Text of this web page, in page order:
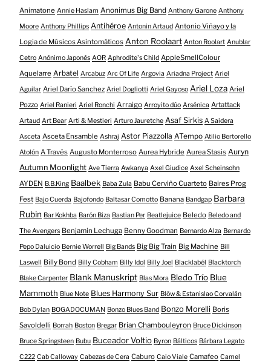
Animatone Annie Haslam Anonimus Big Band Anthony Garone Anthony
Moore Anthony Phillips Antihéroe Antonin Artaud Antonio Viñayo y la
Logia de Músicos Asintomáticos Anton Roolaart Anton Roolart Anublar
Cetro Anónimo Japonés AOR Aphrodite's Child AppleSmellColour
Aquelarre Arbatel Arcabuz Arc Of Life Argovia Ariadna Project Ariel
Aguilar Ariel Darío Sanchez Ariel Dogliotti Ariel Gayoso Ariel Loza Ariel
Pozzo Ariel Ranieri Ariel Ronchi Arraigo Arroyito dúo Arsénica Artattack
Artaud Art Bear Arti & Mestieri Arturo Jauretche Asaf Sirkis A Saidera
Asceta Asceta Ensamble Ashraj Astor Piazzolla ATempo Atilio Bertorello
Atolón A Través Augusto Monterroso Aurea Hybride Aurea Stasis Auryn
Autumn Moonlight Ave Tierra Awkanya Axel Giudice Axel Scheinsohn
AYDEN B.B.King Baalbek Baba Zula Babu Cerviño Cuarteto Baires Prog
Fest Bajo Cuerda Bajofondo Baltasar Comotto Banana Bandgap Barbara
Rubin Bar Kokhba Barón Biza Bastian Per Beatlejuice Beledo Beledo and
The Avengers Benjamin Lechuga Benny Goodman Bernardo Alza Bernardo
Pepo Daluicio Bernie Worrell Big Bands Big Big Train Big Machine Bill
Laswell
Billy Bond Billy Cobham Billy Idol Billy Joel Blacklabél Blacktorch
Blake Carpenter Blank Manuskript Blas Mora Bledo Trío Blue
Mammoth Blue Note Blues Harmony Sur Blöw & Estanislao Corvalán
Bob Dylan BOGADOCUMAN Bonzo Blues Band Bonzo Morelli Boris
Savoldelli Borrah Boston Bregar Brian Chambouleyron Bruce Dickinson
Bruce Springsteen Bubu Buceador Voltio Byron Bálticos Bárbara Legato
C222 Cab Calloway Cabezas de Cera Caburo Caio Viale Camafeo Camel